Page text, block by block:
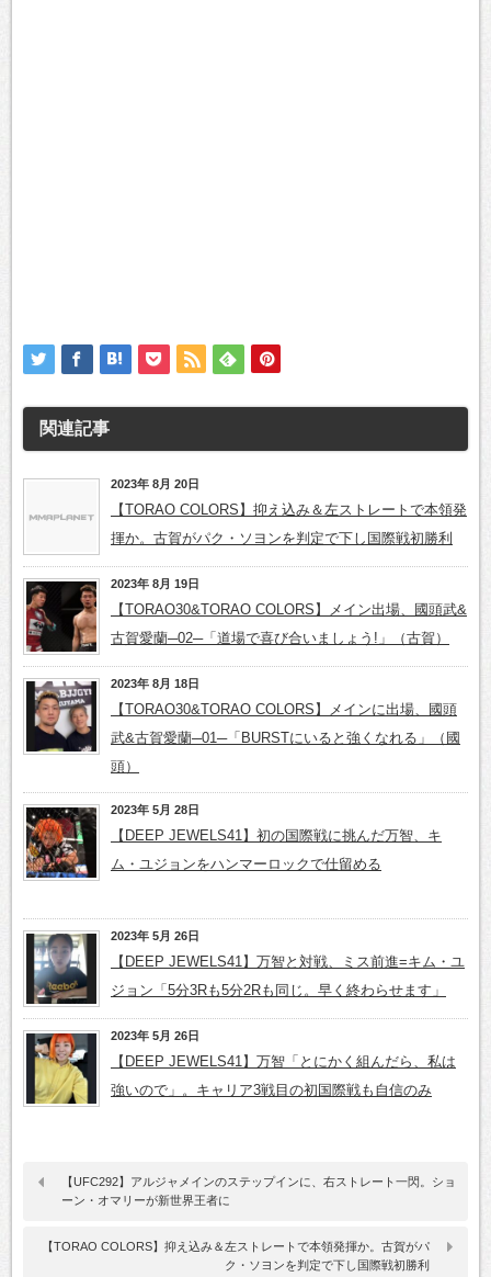
関連記事
2023年 8月 20日
【TORAO COLORS】抑え込み＆左ストレートで本領発
揮か。古賀がパク・ソヨンを判定で下し国際戦初勝利
2023年 8月 19日
【TORAO30&TORAO COLORS】メイン出場、國頭武&
古賀愛蘭─02─「道場で喜び合いましょう!」（古賀）
2023年 8月 18日
【TORAO30&TORAO COLORS】メインに出場、國頭
武&古賀愛蘭─01─「BURSTにいると強くなれる」（國
頭）
2023年 5月 28日
【DEEP JEWELS41】初の国際戦に挑んだ万智、キ
ム・ユジョンをハンマーロックで仕留める
2023年 5月 26日
【DEEP JEWELS41】万智と対戦、ミス前進=キム・ユ
ジョン「5分3Rも5分2Rも同じ。早く終わらせます」
2023年 5月 26日
【DEEP JEWELS41】万智「とにかく組んだら、私は
強いので」。キャリア3戦目の初国際戦も自信のみ
【UFC292】アルジャメインのステップインに、右ストレート一閃。ショ
ーン・オマリーが新世界王者に
【TORAO COLORS】抑え込み＆左ストレートで本領発揮か。古賀がパ
ク・ソヨンを判定で下し国際戦初勝利